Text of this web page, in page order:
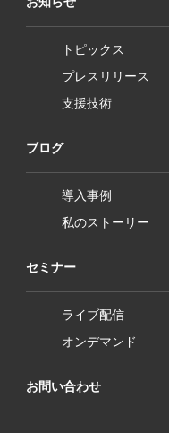
トピックス
プレスリリース
支援技術
ブログ
導入事例
私のストーリー
セミナー
ライブ配信
オンデマンド
お問い合わせ